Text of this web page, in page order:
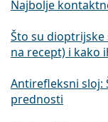
Najbolje
Što su dioptrijske
na recept) i kako
Antirefleksni sloj:
prednosti